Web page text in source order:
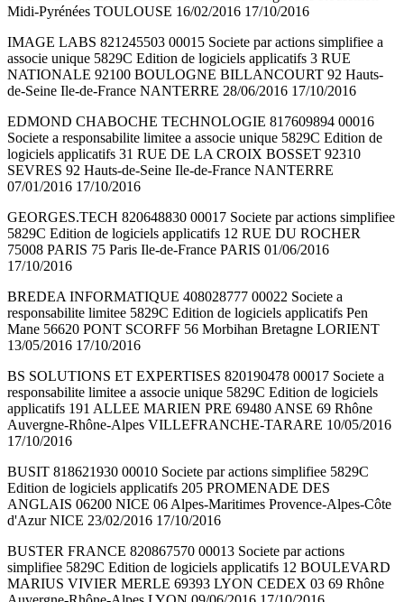
Midi-Pyrénées TOULOUSE 16/02/2016 17/10/2016
IMAGE LABS 821245503 00015 Societe par actions simplifiee a
associe unique 5829C Edition de logiciels applicatifs 3 RUE
NATIONALE 92100 BOULOGNE BILLANCOURT 92 Hauts-
de-Seine Ile-de-France NANTERRE 28/06/2016 17/10/2016
EDMOND CHABOCHE TECHNOLOGIE 817609894 00016
Societe a responsabilite limitee a associe unique 5829C Edition de
logiciels applicatifs 31 RUE DE LA CROIX BOSSET 92310
SEVRES 92 Hauts-de-Seine Ile-de-France NANTERRE
07/01/2016 17/10/2016
GEORGES.TECH 820648830 00017 Societe par actions simplifiee
5829C Edition de logiciels applicatifs 12 RUE DU ROCHER
75008 PARIS 75 Paris Ile-de-France PARIS 01/06/2016
17/10/2016
BREDEA INFORMATIQUE 408028777 00022 Societe a
responsabilite limitee 5829C Edition de logiciels applicatifs Pen
Mane 56620 PONT SCORFF 56 Morbihan Bretagne LORIENT
13/05/2016 17/10/2016
BS SOLUTIONS ET EXPERTISES 820190478 00017 Societe a
responsabilite limitee a associe unique 5829C Edition de logiciels
applicatifs 191 ALLEE MARIEN PRE 69480 ANSE 69 Rhône
Auvergne-Rhône-Alpes VILLEFRANCHE-TARARE 10/05/2016
17/10/2016
BUSIT 818621930 00010 Societe par actions simplifiee 5829C
Edition de logiciels applicatifs 205 PROMENADE DES
ANGLAIS 06200 NICE 06 Alpes-Maritimes Provence-Alpes-Côte
d'Azur NICE 23/02/2016 17/10/2016
BUSTER FRANCE 820867570 00013 Societe par actions
simplifiee 5829C Edition de logiciels applicatifs 12 BOULEVARD
MARIUS VIVIER MERLE 69393 LYON CEDEX 03 69 Rhône